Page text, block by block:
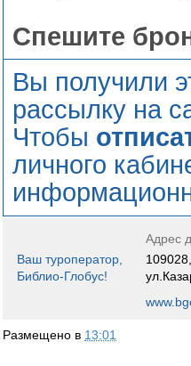
Спешите
Вы получили
рассылку на
Чтобы
личного
Адрес
Ваш туроператор,
Библио-Глобус!
Размещено в 13:01